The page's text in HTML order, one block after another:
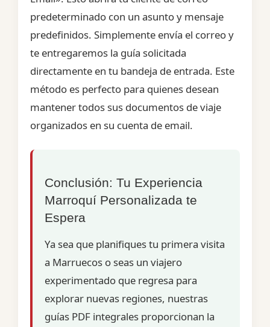
predeterminado con un asunto y mensaje
predefinidos. Simplemente envía el correo y
te entregaremos la guía solicitada
directamente en tu bandeja de entrada. Este
método es perfecto para quienes desean
mantener todos sus documentos de viaje
organizados en su cuenta de email.
Conclusión: Tu Experiencia
Marroquí Personalizada te
Espera
Ya sea que planifiques tu primera visita
a Marruecos o seas un viajero
experimentado que regresa para
explorar nuevas regiones, nuestras
guías PDF integrales proporcionan la